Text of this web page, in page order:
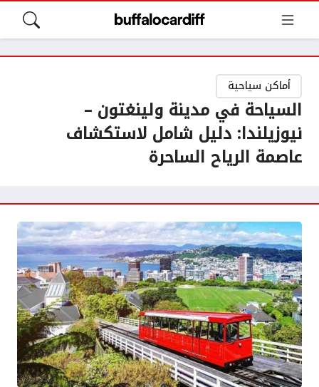
أماكن سياحية
السياحة في مدينة ولينغتون –
نيوزيلندا: دليل شامل لاستكشاف
عاصمة الرياح الساحرة